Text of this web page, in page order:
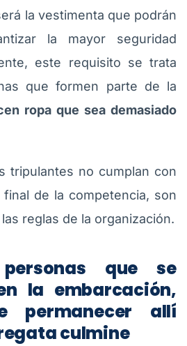
la vestimenta que podrán
la mayor seguridad
este requisito se trata
que formen parte de la
ropa que sea demasiado
tripulantes no cumplan con
de la competencia, son
reglas de la organización.
que se
la embarcación,
permanecer allí
culmine